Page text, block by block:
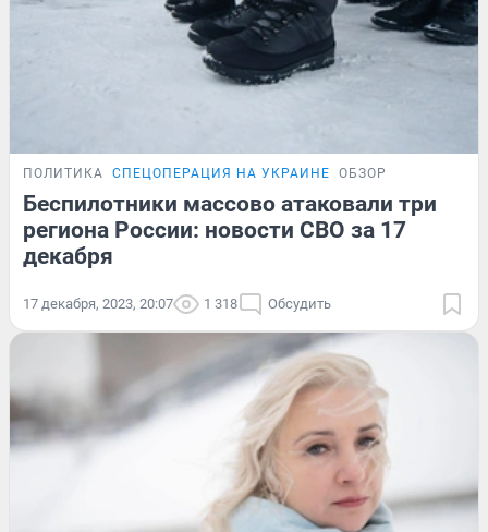
ПОЛИТИКА СПЕЦОПЕРАЦИЯ НА УКРАИНЕ ОБЗОР
Беспилотники массово атаковали три
региона России: новости СВО за 17
декабря
17 декабря, 2023, 20:07 1 318 Обсудить